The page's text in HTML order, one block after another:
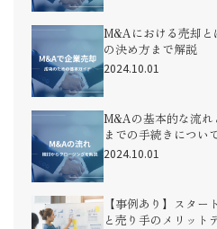
M&Aにおける売却
の決め方まで解説
2024.10.01
M&Aの基本的な流
までの手続きについ
2024.10.01
【事例あり】スタ
と売り手のメリット